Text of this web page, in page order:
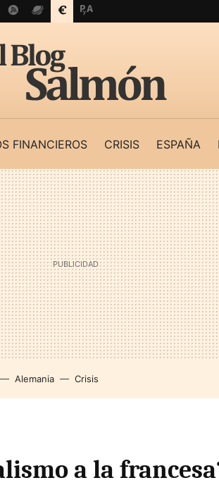
FINANCIEROS CRISIS ESPAÑA
Alemania Crisis
a la